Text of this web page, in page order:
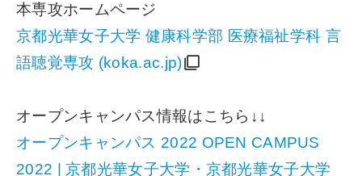
本専攻ホームページ
京都光華女子大学 健康科学部 医療福祉学科 言
語聴覚専攻 (koka.ac.jp)
オープンキャンパス情報はこちら↓↓
オープンキャンパス 2022 OPEN CAMPUS
2022 | 京都光華女子大学・京都光華女子大学